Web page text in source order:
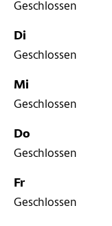
Geschlossen
Di
Geschlossen
Mi
Geschlossen
Do
Geschlossen
Fr
Geschlossen